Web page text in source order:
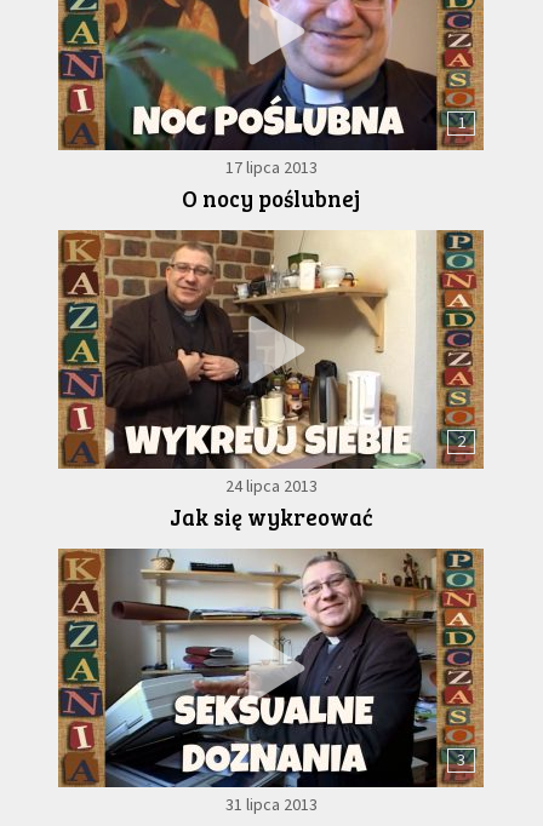
1
17 lipca 2013
O nocy poślubnej
2
24 lipca 2013
Jak się wykreować
3
31 lipca 2013